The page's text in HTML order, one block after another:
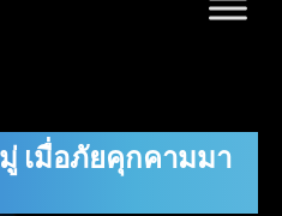
เมื่อภัยคุกคามมา